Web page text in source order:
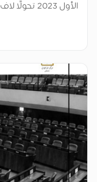
الأول 2023 تحولًا لاف...